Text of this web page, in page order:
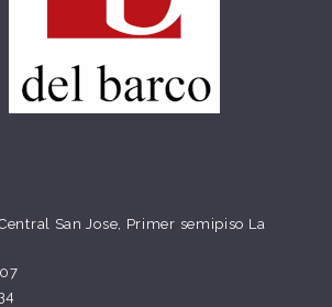
San Jose, Primer semipiso La